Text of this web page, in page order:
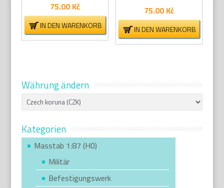
75.00Kč
IN DEN WARENKORB
75.00Kč
IN DEN WARENKORB
Währung ändern
Kategorien
Masstab 1:87 (H0)
Militär
Befestigungswerk